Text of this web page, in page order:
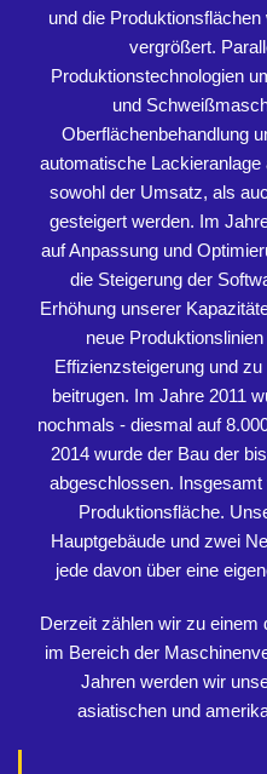
und die
vergrößert.
Produktionstechnologien
und
Oberflächenbehandlung
automatische
sowohl der Umsatz, als
gesteigert werden. Im
auf Anpassung und
die Steigerung der
Erhöhung unserer
neue
Effizienzsteigerung und
beitrugen. Im Jahre 2011
nochmals - diesmal auf
2014 wurde der Bau der
abgeschlossen.
Produktionsfläche.
Hauptgebäude und zwei
jede davon über eine
Derzeit zählen wir zu einem
im Bereich der
Jahren werden wir
asiatischen und